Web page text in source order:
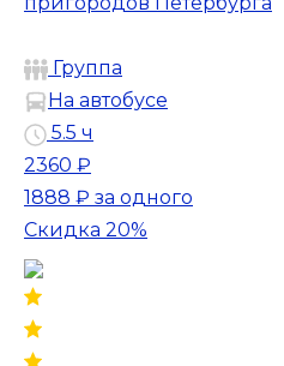
Группа
На автобусе
5.5 ч
2360 ₽
1888 ₽ за одного
Скидка 20%